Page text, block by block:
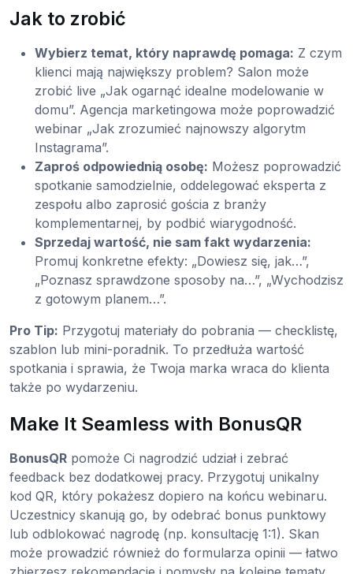
Jak to zrobić
Wybierz temat, który naprawdę pomaga: Z czym
klienci mają największy problem? Salon może
zrobić live „Jak ogarnąć idealne modelowanie w
domu”. Agencja marketingowa może poprowadzić
webinar „Jak zrozumieć najnowszy algorytm
Instagrama”.
Zaproś odpowiednią osobę: Możesz poprowadzić
spotkanie samodzielnie, oddelegować eksperta z
zespołu albo zaprosić gościa z branży
komplementarnej, by podbić wiarygodność.
Sprzedaj wartość, nie sam fakt wydarzenia:
Promuj konkretne efekty: „Dowiesz się, jak…”,
„Poznasz sprawdzone sposoby na…”, „Wychodzisz
z gotowym planem…”.
Pro Tip: Przygotuj materiały do pobrania — checklistę,
szablon lub mini-poradnik. To przedłuża wartość
spotkania i sprawia, że Twoja marka wraca do klienta
także po wydarzeniu.
Make It Seamless with BonusQR
BonusQR pomoże Ci nagrodzić udział i zebrać
feedback bez dodatkowej pracy. Przygotuj unikalny
kod QR, który pokażesz dopiero na końcu webinaru.
Uczestnicy skanują go, by odebrać bonus punktowy
lub odblokować nagrodę (np. konsultację 1:1). Skan
może prowadzić również do formularza opinii — łatwo